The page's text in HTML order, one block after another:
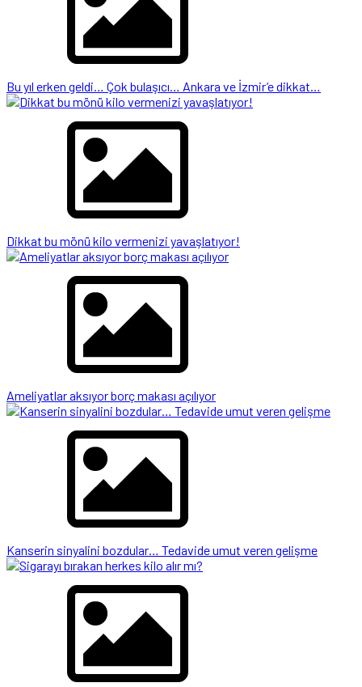
Bu yıl erken geldi… Çok bulaşıcı… Ankara ve İzmir’e dikkat…
Dikkat bu mönü kilo vermenizi yavaşlatıyor!
Ameliyatlar aksıyor borç makası açılıyor
Kanserin sinyalini bozdular… Tedavide umut veren gelişme